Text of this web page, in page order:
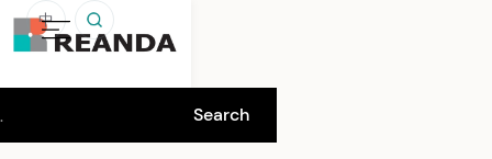
中